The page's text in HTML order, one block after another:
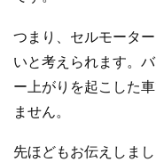
つまり、セルモータ
いと考えられます。
ー上がりを起こした
ません。
先ほどもお伝えしま